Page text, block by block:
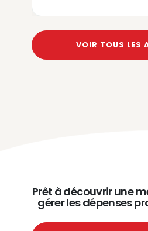
VOIR TOUS LES
Prêt à découvrir une
gérer les dépenses